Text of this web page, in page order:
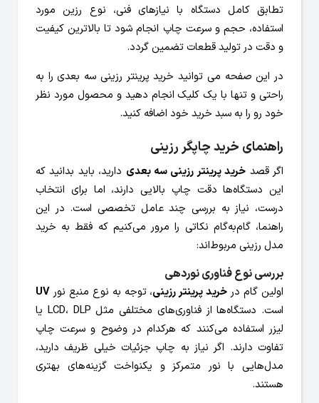
تطابق کامل دستگاه با نیازهای فنی، نوع رزین مورد
استفاده، حجم و سرعت چاپ انجام شود تا بالاترین کیفیت
و دقت در تولید قطعات تضمین گردد.
در این صفحه می توانید خرید پرینتر رزینی سه بعدی را به
راحتی و تنها با یک کلیک انجام دهید و محصول مورد نظر
خود رو را به سبد خرید خود اضافه کنید.
راهنمای خرید چاپگر رزینی
اگر قصد خرید پرینتر رزینی سه بعدی دارید، باید بدانید که
این دستگاه‌ها دقت چاپ بالایی دارند، اما برای انتخاب
درست، نیاز به بررسی چند عامل تخصصی است. در این
راهنما، گام‌به‌گام نکاتی را مرور می‌کنیم که فقط به خرید
مدل رزینی مربوط‌اند:
بررسی نوع فناوری نوردهی
اولین گام در خرید پرینتر رزینی، توجه به نوع منبع نور UV
است. دستگاه‌ها از فناوری‌های مختلفی مثل LCD، DLP یا
لیزر استفاده می‌کنند که هرکدام در وضوح و سرعت چاپ
تفاوت دارند. اگر نیاز به چاپ جزئیات خیلی ظریف دارید،
مدل‌هایی با نور متمرکز و یکنواخت گزینه‌های بهتری
هستند.